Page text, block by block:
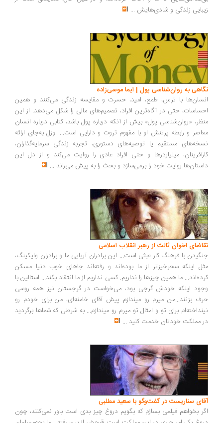
زندگی و شادی‌هایش...
به روان‌شناسی پول | ایما موسی‌زاده
با ترس، طمع، امید، حسرت و مقایسه زندگی می‌کنند و همین
حتی در آگاه‌ترین افراد، تصمیم‌های مالی را شکل می‌دهد. از این
«روان‌شناسی پول» بیش از آنکه درباره پول باشد، کتابی درباره انسان
و رابطه پرتنش او با مفهوم ثروت و دارایی است... اوزل به‌جای ارائه
مستقیم یا توصیه‌های دستوری، تجربه زندگی سرمایه‌گذاران،
میلیاردرها و حتی افراد عادی را روایت می‌کند و از دل این
روایت خود را برمی‌سازد و بحث را به پیش می‌راند ...
اخوان ثالث از رهبر انقلاب اسلامی
با فرهنگ کار عبثی است... این برادران آریایی ما و برادران وایکینگ،
اینکه سحرخیزتر از ما بوده‌اند و رفته‌اند جاهای خوب دنیا مسکن
ما همین چیزها را نداریم. کسی نداریم از ما انتقاد بکند... استالین با
اینکه خودش گرجی بود، می‌خواست در گرجستان نیز همه روسی
بزنند...من میرم رو میندازم پیش آقای خامنه‌ای، من برای خودم رو
برای تو و امثال تو میرم رو میندازم... به شرطی که شماها برگردید
مملکت خودتان خدمت کنید...
سناریست در گفت‌وگو با سعید مطلبی
بخواهم فیلمی بسازم که بگویم دروغ چیز بدی است باور نمی‌کنند، چون